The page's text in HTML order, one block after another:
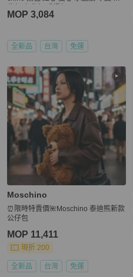
MOP 3,084
全新品 台灣 免運
Moschino
⏰限時特賣價🌺Moschino 泰迪熊新款
公仔包
MOP 11,411
現折 200
全新品 台灣 免運